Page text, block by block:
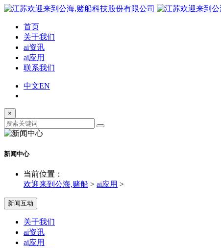
首页
关于我们
ai资讯
ai应用
联系我们
中文EN
×
新闻中心
当前位置：
欢迎来到公海,赌船 > ai应用 >
新闻互动
关于我们
ai资讯
ai应用